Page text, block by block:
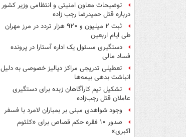
توضیحات معاون امنیتی و انتظامی وزیر کشور
درباره قتل حمیدرضا رجب زاده
ثبت ۲ میلیون و ۹۲۰ هزار تردد در مرز مهران
طی ایام اربعین
دستگیری مسئول یک اداره آستارا در پرونده
فساد مالی
تعطیلی تدریجی مراکز دیالیز خصوصی به دلیل
انباشت بدهی بیمه‌ها
تشکیل تیم کارآگاهان زبده برای دستگیری
عاملان قتل رجب‌زاده
وجود شواهدی مبنی بر بمباران لامرد با فسفر
صدور ۱۰ فقره حکم قصاص برای «کلثوم
اکبری»